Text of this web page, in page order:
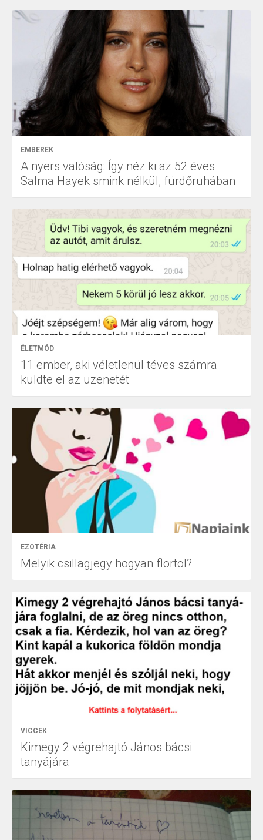
EMBEREK
A nyers valóság: Így néz ki az 52 éves
Salma Hayek smink nélkül, fürdőruhában
ÉLETMÓD
11 ember, aki véletlenül téves számra
küldte el az üzenetét
EZOTÉRIA
Melyik csillagjegy hogyan flörtöl?
VICCEK
Kimegy 2 végrehajtó János bácsi
tanyájára